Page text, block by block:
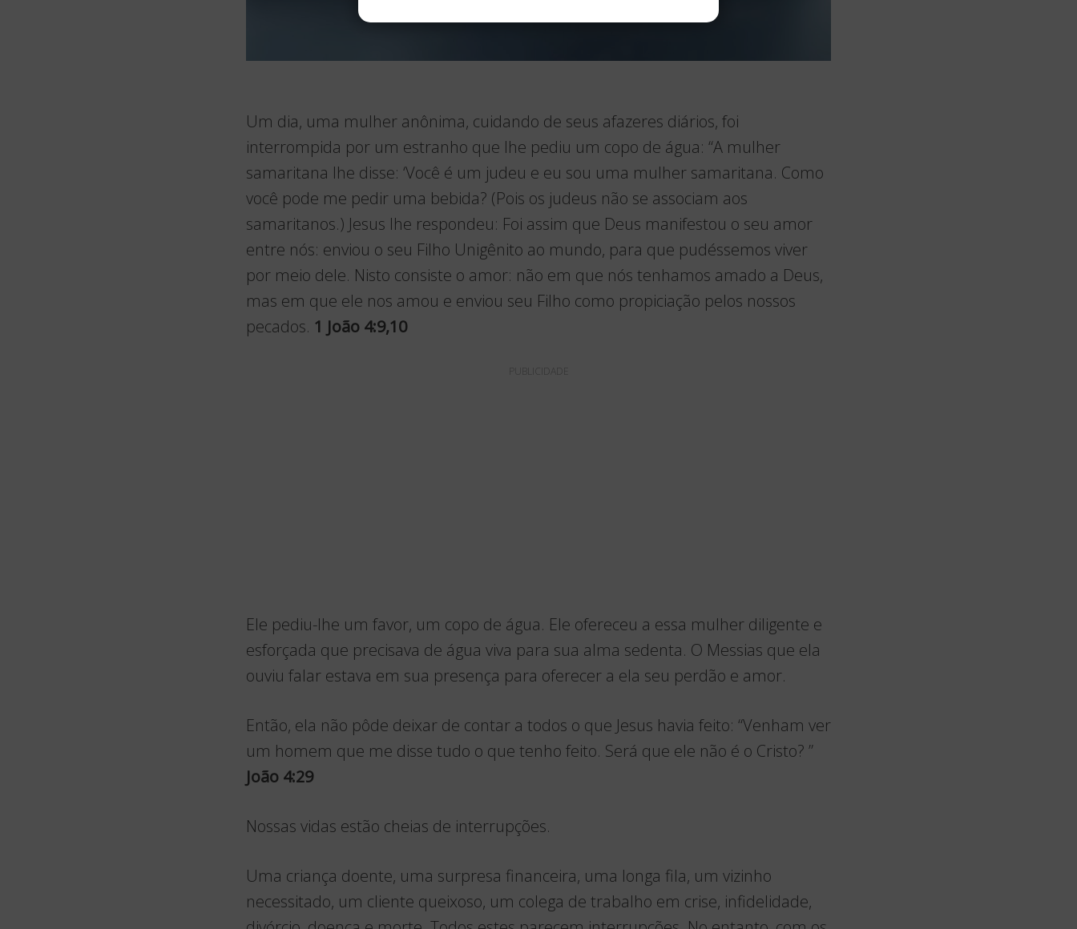
Um dia, uma mulher anônima, cuidando de seus afazeres diários, foi
interrompida por um estranho que lhe pediu um copo de água: “A mulher
samaritana lhe disse: ‘Você é um judeu e eu sou uma mulher samaritana. Como
você pode me pedir uma bebida? (Pois os judeus não se associam aos
samaritanos.) Jesus lhe respondeu: Foi assim que Deus manifestou o seu amor
entre nós: enviou o seu Filho Unigênito ao mundo, para que pudéssemos viver
por meio dele. Nisto consiste o amor: não em que nós tenhamos amado a Deus,
mas em que ele nos amou e enviou seu Filho como propiciação pelos nossos
pecados. 1 João 4:9,10
PUBLICIDADE
Ele pediu-lhe um favor, um copo de água. Ele ofereceu a essa mulher diligente e
esforçada que precisava de água viva para sua alma sedenta. O Messias que ela
ouviu falar estava em sua presença para oferecer a ela seu perdão e amor.
Então, ela não pôde deixar de contar a todos o que Jesus havia feito: “Venham ver
um homem que me disse tudo o que tenho feito. Será que ele não é o Cristo? ”
João 4:29
Nossas vidas estão cheias de interrupções.
Uma criança doente, uma surpresa financeira, uma longa fila, um vizinho
necessitado, um cliente queixoso, um colega de trabalho em crise, infidelidade,